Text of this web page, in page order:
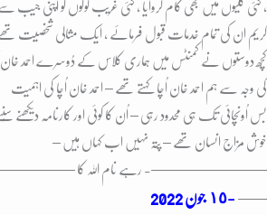
، کئی گلیوں میں بھی کام کروایا ، کئی غریب لوگوں کو اپنی جیب
کریم ان کی تمام خدمات قبول فرمائے ، ایک مثالی شخصیت
کُچھ دوستوں نے کمنٹس میں ہماری کلاس کے دُوسرے احمد خان کا
کی وجہ سے ہم احمد خان اُچا کہتے تھے – احمد خان اُچا کی اہمیت
بس اُونچائی تک ہی محدود رہی – اُن کا کوئی اور کارنامہ دیکھنے
خوش مزاج انسان تھے – پتہ نہیں اب کہاں ہیں –
————————- رہے نام اللہ کا
—— -١٥ جون 2022